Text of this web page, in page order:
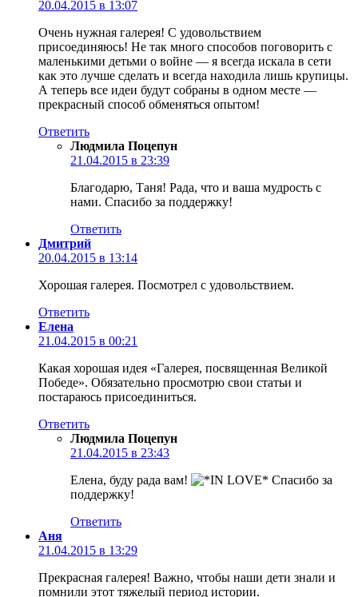
20.04.2015 в 13:07
Очень нужная галерея! С удовольствием
присоединяюсь! Не так много способов поговорить с
маленькими детьми о войне — я всегда искала в сети
как это лучше сделать и всегда находила лишь крупицы.
А теперь все идеи будут собраны в одном месте —
прекрасный способ обменяться опытом!
Ответить
Людмила Поцепун
21.04.2015 в 23:39
Благодарю, Таня! Рада, что и ваша мудрость с
нами. Спасибо за поддержку!
Ответить
Дмитрий
20.04.2015 в 13:14
Хорошая галерея. Посмотрел с удовольствием.
Ответить
Елена
21.04.2015 в 00:21
Какая хорошая идея «Галерея, посвященная Великой
Победе». Обязательно просмотрю свои статьи и
постараюсь присоединиться.
Ответить
Людмила Поцепун
21.04.2015 в 23:43
Елена, буду рада вам!
Спасибо за
поддержку!
Ответить
Аня
21.04.2015 в 13:29
Прекрасная галерея! Важно, чтобы наши дети знали и
помнили этот тяжелый период истории.